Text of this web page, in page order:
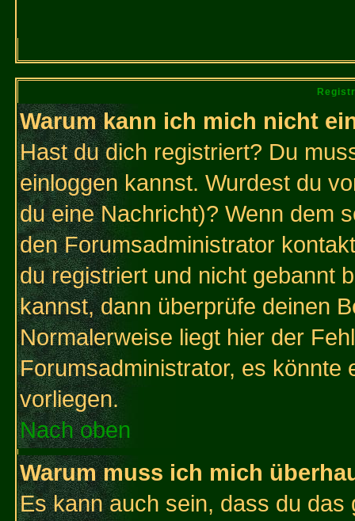
Warum kann ich mich nicht
Hast du dich registriert? Du
einloggen kannst. Wurdest du
du eine Nachricht)? Wenn dem
den Forumsadministrator
du registriert und nicht gebannt
kannst, dann überprüfe deinen
Normalerweise liegt hier der
Forumsadministrator, es könnte
vorliegen.
Nach oben
Warum muss ich mich
Es kann auch sein, dass du